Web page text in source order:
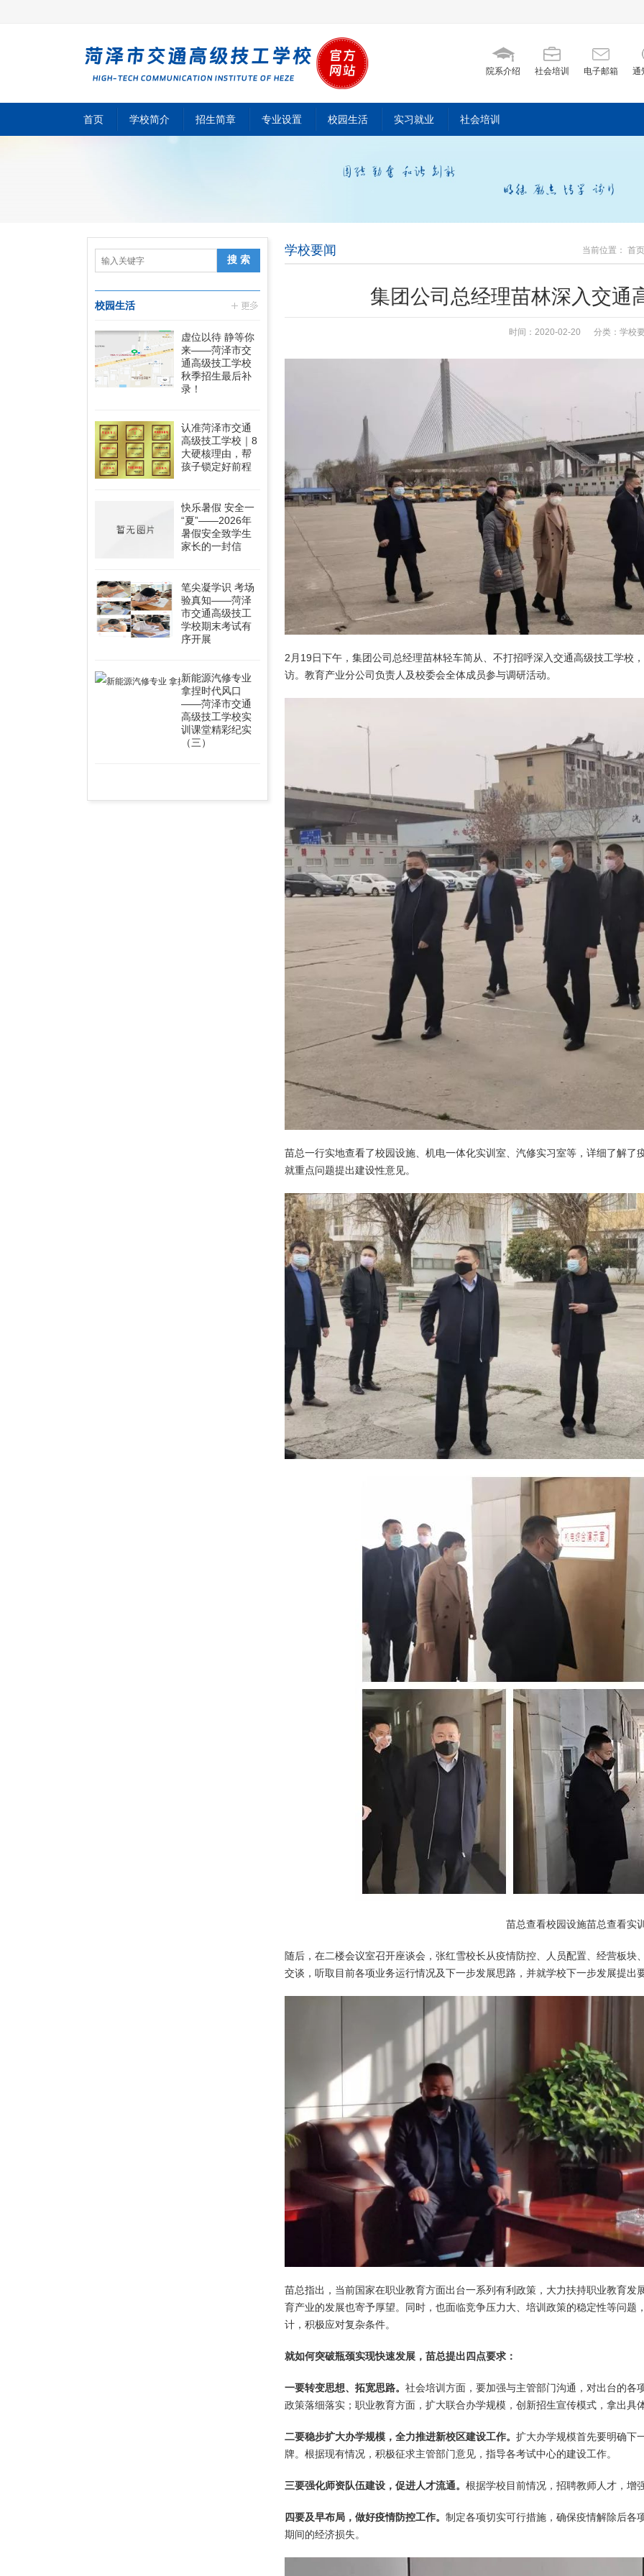
通
电子邮箱
社会培训
院系介绍
首页 学校简介 招生简章 专业设置 校园生活 实习就业 社会培训
学校要闻 当前位置： 首页
集团公司总经理苗林深入交通
时间：2020-02-20 分类：学校
2月19日下午，集团公司总经理苗林轻车简从、不打招呼深入交通高级技工学校
访。教育产业分公司负责人及校委会全体成员参与调研活动。
苗总一行实地查看了校园设施、机电一体化实训室、汽修实习室等，详细了解
就重点问题提出建设性意见。
苗总查看校园设施苗总查看实
随后，在二楼会议室召开座谈会，张红雪校长从疫情防控、人员配置、经营板
交谈，听取目前各项业务运行情况及下一步发展思路，并就学校下一步发展提出
苗总指出，当前国家在职业教育方面出台一系列有利政策，大力扶持职业教育
育产业的发展也寄予厚望。同时，也面临竞争压力大、培训政策的稳定性等问
计，积极应对复杂条件。
就如何突破瓶颈实现快速发展，苗总提出四点要求：
一要转变思想、拓宽思路。 社会培训方面，要加强与主管部门沟通，对出台的
政策落细落实；职业教育方面，扩大联合办学规模，创新招生宣传模式，拿出具
二要稳步扩大办学规模，全力推进新校区建设工作。 扩大办学规模首先要明确下
牌。根据现有情况，积极征求主管部门意见，指导各考试中心的建设工作。
三要强化师资队伍建设，促进人才流通。 根据学校目前情况，招聘教师人才，增
四要及早布局，做好疫情防控工作。 制定各项切实可行措施，确保疫情解除后各
期间的经济损失。
校园生活
虚位以待 静等你
来——菏泽市交
通高级技工学校
秋季招生最后补
录！
认准菏泽市交通
高级技工学校｜8
大硬核理由，帮
孩子锁定好前程
快乐暑假 安全一
“夏”——2026年
暑假安全致学生
家长的一封信
笔尖凝学识 考场
验真知——菏泽
市交通高级技工
学校期末考试有
序开展
新能源汽修专业
拿捏时代风口
——菏泽市交通
高级技工学校实
训课堂精彩纪实
（三）